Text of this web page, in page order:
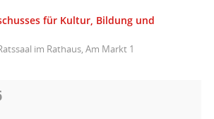
für Kultur, Bildung und
im Rathaus, Am Markt 1